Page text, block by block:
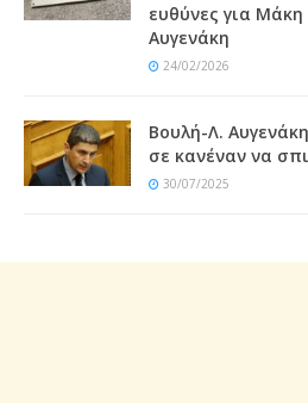
ευθύνες για Μάκη
Αυγενάκη
24/02/2026
Βουλή-Λ.
σε κανέναν να
30/07/2025